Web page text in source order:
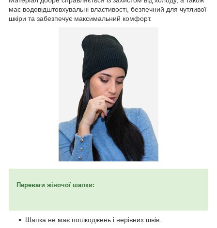
має водовідштовхувальні властивості, безпечний для чутливої
шкіри та забезпечує максимальний комфорт.
Переваги жіночої шапки:
Шапка не має пошкоджень і нерівних швів.